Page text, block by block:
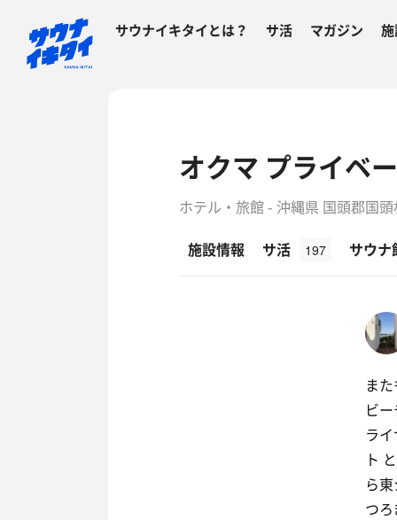
サウナイキタイとは？ サ活 マガジン
オクマ プライベ
ホテル・旅館 - 沖縄県 国頭郡国
施設情報
サ活 197 サウナ
ま
ビ
ラ
ト
ら
つ